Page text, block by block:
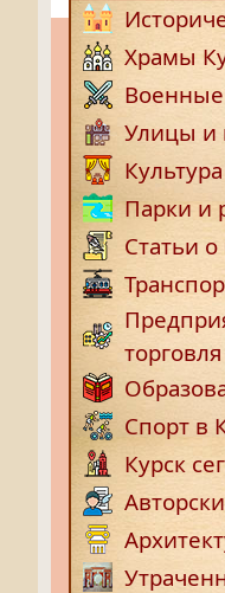
Храмы
Улицы и
Культура
Парки и
Статьи о
торговля
Спорт в
Курск